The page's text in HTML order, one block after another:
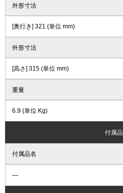
外形寸法
[奥行き] 321 (単位 mm)
外形寸法
[高さ] 315 (単位 mm)
重量
6.9 (単位 Kg)
付属品
付属品名
―